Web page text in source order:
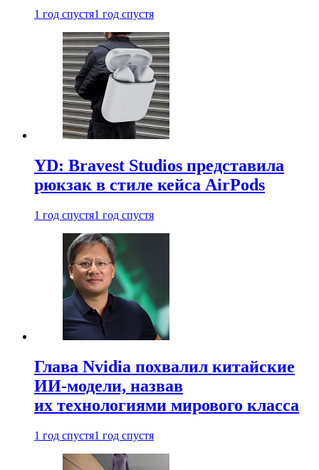
1 год спустя1 год спустя
YD: Bravest Studios представила
рюкзак в стиле кейса AirPods
1 год спустя1 год спустя
Глава Nvidia похвалил китайские
ИИ-модели, назвав
их технологиями мирового класса
1 год спустя1 год спустя